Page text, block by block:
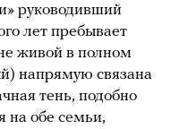
руководивший
лет пребывает
живой в полном
напрямую связана
тень, подобно
на обе семьи,